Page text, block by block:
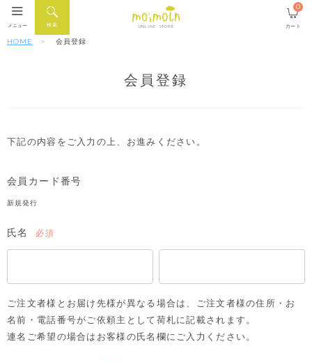
ONLINE STORE
検索
メニュー カート
0
HOME 会員登録
会員登録
下記の内容をご入力の上、お進みください。
会員カード番号
新規発行
氏名
須)
ご注文者様とお届け先様が異なる場合は、ご注文者様の住所・お
名前・電話番号がご依頼主として荷札に記載されます。
連名ご希望の場合はお客様の氏名欄にご入力ください。